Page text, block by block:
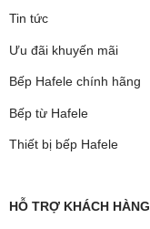
Tin tức
Ưu đãi khuyến mãi
Bếp Hafele chính hãng
Bếp từ Hafele
Thiết bị bếp Hafele
HỖ TRỢ KHÁCH HÀNG